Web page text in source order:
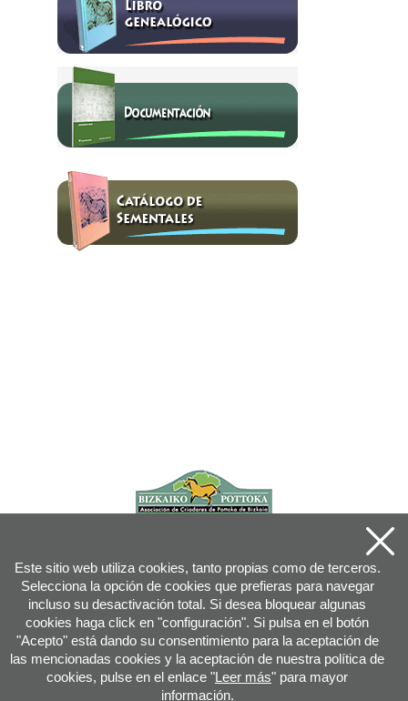
Este sitio web utiliza cookies, tanto propias como de terceros.
Selecciona la opción de cookies que prefieras para navegar
incluso su desactivación total. Si desea bloquear algunas
cookies haga click en "configuración". Si pulsa en el botón
"Acepto" está dando su consentimiento para la aceptación de
las mencionadas cookies y la aceptación de nuestra política de
cookies, pulse en el enlace "Leer más" para mayor
información.